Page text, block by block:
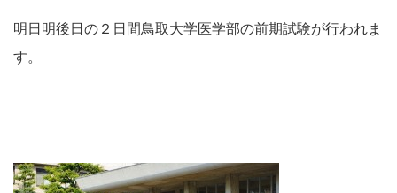
明日明後日の２日間鳥取大学医学部の前期試験が行われま
す。